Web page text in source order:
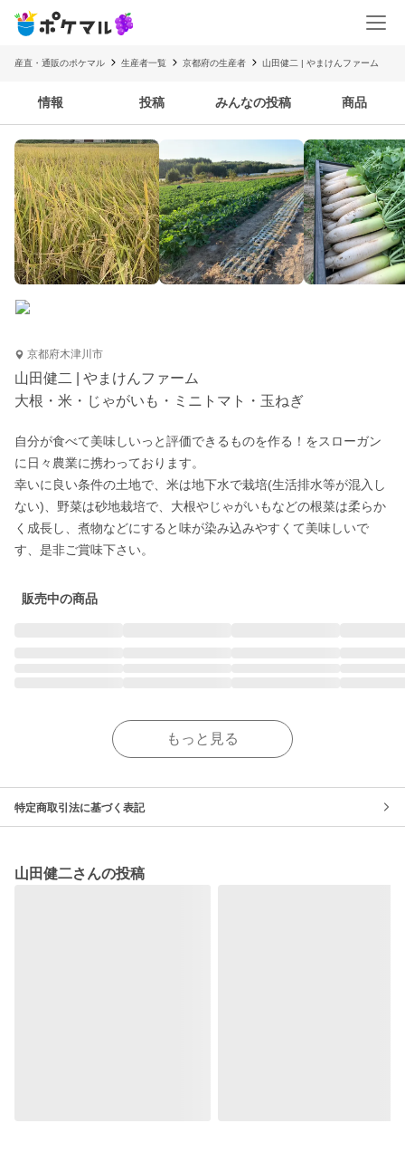
産直・通販のポケマル 生産者一覧 京都府の生産者 山田健二 | やまけんファーム
情報 投稿 みんなの投稿 商品
京都府木津川市
山田健二 | やまけんファーム
大根・米・じゃがいも・ミニトマト・玉ねぎ
自分が食べて美味しいっと評価できるものを作る！をスローガン
に日々農業に携わっております。
幸いに良い条件の土地で、米は地下水で栽培(生活排水等が混入し
ない)、野菜は砂地栽培で、大根やじゃがいもなどの根菜は柔らか
く成長し、煮物などにすると味が染み込みやすくて美味しいで
す、是非ご賞味下さい。
販売中の商品
もっと見る
特定商取引法に基づく表記
山田健二さんの投稿